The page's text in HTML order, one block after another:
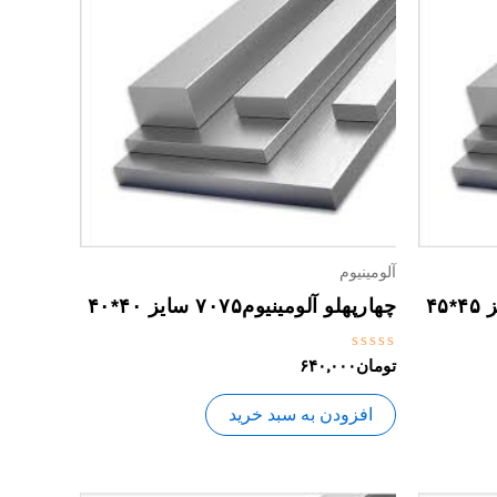
آلومینیوم
چهارپهلو آلومینیوم۷۰۷۵ سایز ۴۰*۴۰
نمره
0
از
5
تومان۶۴۰,۰۰۰
افزودن به سبد خرید